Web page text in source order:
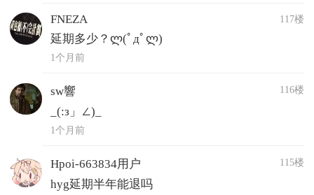
FNEZA 117楼
延期多少？ლ(ﾟдﾟლ)
1个月前
sw響 116楼
_(:з」∠)_
1个月前
Hpoi-663834用户 115楼
hyg延期半年能退吗